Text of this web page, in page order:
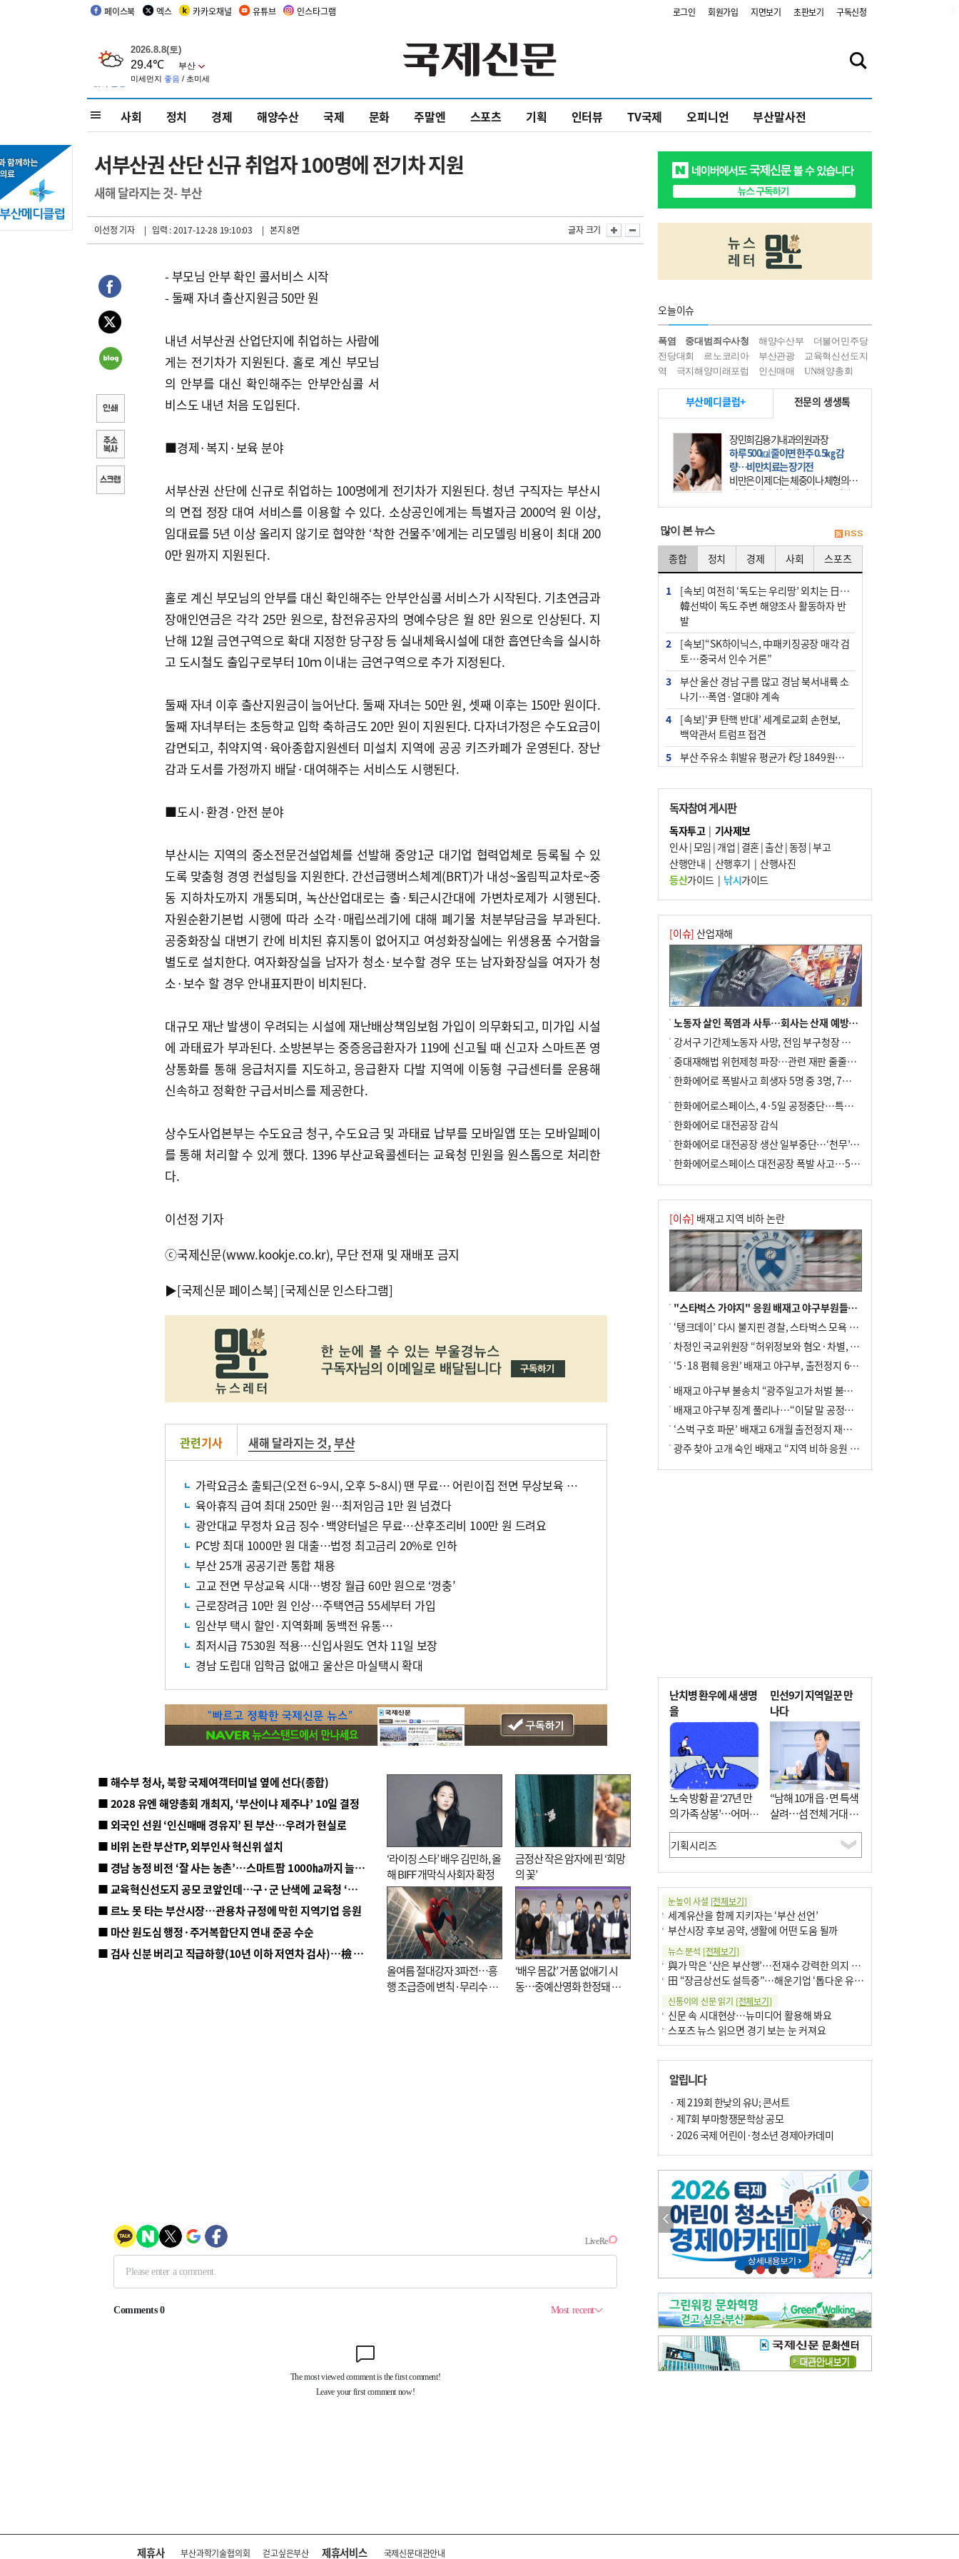
페이스북 엑스 카카오채널 유튜브 인스타그램 로그인 회원가입 지면보기 초판보기 구독신청
사회 정치 경제 해양수산 국제 문화 주말엔 스포츠 기획 인터뷰 TV국제 오피니언 부산말사전
서부산권 산단 신규 취업자 100명에 전기차 지원
새해 달라지는 것- 부산
이선정 기자 | 입력 : 2017-12-28 19:10:03 | 본지 8면 글자 크기
- 부모님 안부 확인 콜서비스 시작
- 둘째 자녀 출산지원금 50만 원
내년 서부산권 산업단지에 취업하는 사람에
게는 전기차가 지원된다. 홀로 계신 부모님
의 안부를 대신 확인해주는 안부안심콜 서
비스도 내년 처음 도입된다.
■경제·복지·보육 분야
서부산권 산단에 신규로 취업하는 100명에게 전기차가 지원된다. 청년 구직자는 부산시
의 면접 정장 대여 서비스를 이용할 수 있다. 소상공인에게는 특별자금 2000억 원 이상,
임대료를 5년 이상 올리지 않기로 협약한 ‘착한 건물주’에게는 리모델링 비용이 최대 200
0만 원까지 지원된다.
홀로 계신 부모님의 안부를 대신 확인해주는 안부안심콜 서비스가 시작된다. 기초연금과
장애인연금은 각각 25만 원으로, 참전유공자의 명예수당은 월 8만 원으로 인상된다. 지
난해 12월 금연구역으로 확대 지정한 당구장 등 실내체육시설에 대한 흡연단속을 실시하
고 도시철도 출입구로부터 10ｍ 이내는 금연구역으로 추가 지정된다.
둘째 자녀 이후 출산지원금이 늘어난다. 둘째 자녀는 50만 원, 셋째 이후는 150만 원이다.
둘째 자녀부터는 초등학교 입학 축하금도 20만 원이 지원된다. 다자녀가정은 수도요금이
감면되고, 취약지역·육아종합지원센터 미설치 지역에 공공 키즈카페가 운영된다. 장난
감과 도서를 가정까지 배달·대여해주는 서비스도 시행된다.
■도시·환경·안전 분야
부산시는 지역의 중소전문건설업체를 선발해 중앙1군 대기업 협력업체로 등록될 수 있
도록 맞춤형 경영 컨설팅을 지원한다. 간선급행버스체계(BRT)가 내성~올림픽교차로~중
동 지하차도까지 개통되며, 녹산산업대로는 출·퇴근시간대에 가변차로제가 시행된다.
자원순환기본법 시행에 따라 소각·매립쓰레기에 대해 폐기물 처분부담금을 부과된다.
공중화장실 대변기 칸에 비치된 휴지통이 없어지고 여성화장실에는 위생용품 수거함을
별도로 설치한다. 여자화장실을 남자가 청소·보수할 경우 또는 남자화장실을 여자가 청
소·보수 할 경우 안내표지판이 비치된다.
대규모 재난 발생이 우려되는 시설에 재난배상책임보험 가입이 의무화되고, 미가입 시설
에 과태료가 부과된다. 소방본부는 중증응급환자가 119에 신고될 때 신고자 스마트폰 영
상통화를 통해 응급처지를 지도하고, 응급환자 다발 지역에 이동형 구급센터를 운용해
신속하고 정확한 구급서비스를 제공한다.
상수도사업본부는 수도요금 청구, 수도요금 및 과태료 납부를 모바일앱 또는 모바일페이
를 통해 처리할 수 있게 했다. 1396 부산교육콜센터는 교육청 민원을 원스톱으로 처리한
다.
이선정 기자
ⓒ국제신문(www.kookje.co.kr), 무단 전재 및 재배포 금지
▶[국제신문 페이스북] [국제신문 인스타그램]
관련기사 새해 달라지는 것,부산
가락요금소 출퇴근(오전 6~9시, 오후 5~8시) 땐 무료… 어린이집 전면 무상보육 실시
육아휴직 급여 최대 250만 원…최저임금 1만 원 넘겼다
광안대교 무정차 요금 징수·백양터널은 무료…산후조리비 100만 원 드려요
PC방 최대 1000만 원 대출…법정 최고금리 20%로 인하
부산 25개 공공기관 통합 채용
고교 전면 무상교육 시대…병장 월급 60만 원으로 ‘껑충’
근로장려금 10만 원 인상…주택연금 55세부터 가입
임산부 택시 할인·지역화폐 동백전 유통…
최저시급 7530원 적용…신입사원도 연차 11일 보장
경남 도립대 입학금 없애고 울산은 마실택시 확대
■ 해수부 청사, 북항 국제여객터미널 옆에 선다(종합)
■ 2028 유엔 해양총회 개최지, ‘부산이냐 제주냐’ 10일 결정
■ 외국인 선원 ‘인신매매 경유지’ 된 부산…우려가 현실로
■ 비위 논란 부산TP, 외부인사 혁신위 설치
■ 경남 농정 비전 ‘잘 사는 농촌’…스마트팜 1000㏊까지 늘린다
■ 교육혁신선도지 공모 코앞인데…구·군 난색에 교육청 ‘쩔쩔’
■ 르노 못 타는 부산시장…관용차 규정에 막힌 지역기업 응원
■ 마산 원도심 행정·주거복합단지 연내 준공 수순
■ 검사 신분 버리고 직급하향(10년 이하 저연차 검사)…檢 중수청행 기피
‘라이징 스타’ 배우 김민하, 올
해 BIFF 개막식 사회자 확정
금정산 작은 암자에 핀 ‘희망
의 꽃’
올여름 절대강자 3파전…흥
행 조급증에 변칙·무리수 마
‘배우 몸값’ 거품 없애기 시
동…중예산영화 한정돼 실
오늘이슈
폭염 중대범죄수사청 해양수산부
더불어민주당
전당대회
르노코리아 부산관광
교육혁신선도지
역
극지해양미래포럼 인신매매 UN해양총회
부산메디클럽+ 전문의 생생톡
장민희김용기내과의원과장
하루 500㎉ 줄이면 한주 0.5㎏ 감
량…비만치료는 장기전
비만은 이제 더는 체중이나 체형의 문
제가 아니다. 하나의 질병으로 인지
하고 치료와 관리를 해야 한다. 세계
많이 본 뉴스
종합 정치 경제 사회 스포츠
1
[속보] 여전히 ‘독도는 우리땅’ 외치는 日…
韓선박이 독도 주변 해양조사 활동하자 반
발
2
[속보]“SK하이닉스, 中패키징공장 매각 검
토…중국서 인수 거론”
3
부산 울산 경남 구름 많고 경남 북서내륙 소
나기…폭염·열대야 계속
4
[속보]‘尹 탄핵 반대’ 세계로교회 손현보,
백악관서 트럼프 접견
5
부산 주유소 휘발유 평균가 ℓ당 1849원…
군사기밀 유출자 색출 지시
7
[속보] ‘심판 성접대’ 논란 축구협회 공식 사
과…“현재는 부적절 행위 없어”
8
"올해 코스피 사이드카 43회 중 25회는 삼
전닉스 ETF 이후 발생"
10 서울 중랑구서 흉기 난동…60대 남성 2명
사망
독자참여 게시판
독자투고| 기사제보
인사|모임 | 개업 | 결혼|출산|동정 |부고
산행안내 | 산행후기 | 산행사진
등산가이드| 낚시가이드
[이슈] 산업재해
노동자 살인 폭염과 사투…회사는 산재 예방·전기료 절감 전력
강서구 기간제노동자 사망, 전임 부구청장 檢 송치
중대재해법 위헌제청 파장…관련 재판 줄줄이 브레이크
한화에어로 폭발사고 희생자 5명 중 3명, 7일 영면
한화에어로스페이스, 4·5일 공정중단…특별 안전점검
한화에어로 대전공장 감식
한화에어로 대전공장 생산 일부중단…‘천무’ 수출 비상
한화에어로스페이스 대전공장 폭발 사고…5명 사망·2명 부상(종합)
[이슈] 배재고 지역 비하 논란
"스타벅스 가야지" 응원 배재고 야구부원들, 학교서 징계 처분
‘탱크데이’ 다시 불지핀 경찰, 스타벅스 모욕 혐의 압수수색
차정인 국교위원장 “허위정보와 혐오·차별, 학교 교실까지 유입"
‘5·18 폄훼 응원’ 배재고 야구부, 출전정지 6개월→1개월 감경
배재고 야구부 불송치 “광주일고가 처벌 불원 의사 표해”
배재고 야구부 징계 풀리나…“이달 말 공정위서 재심의”
‘스벅 구호 파문’ 배재고 6개월 출전정지 재심 신청키로
광주 찾아 고개 숙인 배재고 “지역 비하 응원 잘못”(종합)
난치병 환우에 새 생명
을
노숙 방황 끝 ‘27년 만
의 가족 상봉’…어머니
와 행복 꿈꿔
민선9기 지역일꾼 만
나다
“남해 10개 읍·면 특색
살려…섬 전체 거대 정
원으로 조성”
눈높이 사설 [전체보기]
세계유산을 함께 지키자는 ‘부산 선언’
부산시장 후보 공약, 생활에 어떤 도움 될까
뉴스 분석 [전체보기]
與가 막은 ‘산은 부산행’…전재수 강력한 의지 표명 없인 공염불
田 “장금상선도 설득중”…해운기업 ‘톱다운 유치전’ 가속
신통이의 신문 읽기 [전체보기]
신문 속 시대현상…뉴미디어 활용해 봐요
스포츠 뉴스 읽으면 경기 보는 눈 커져요
구·군 승진 축하화분 관행 없애자니 소상공인 울상
팩트체크[전체보기]
의령 한우산 털중나리
한 손 뉴스[전체보기]
시민이 개발한 폭염 대응 앱 ‘그늘로’ 길안내 지도 등 인기
골목 맛집 발굴 고메 셀렉션…부산시, 페스티벌 시월 연계
오늘의 날씨-[전체보기]
오늘의 날씨- 2026년 8월 7일
오늘의 날씨- 2026년 8월 6일
우리 결혼해요-[전체보기]
우리 결혼해요- 김홍윤·정세빈 커플
알립니다
· 제 219회 한낮의 유U; 콘서트
· 제7회 부마항쟁문학상 공모
· 2026 국제 어린이·청소년 경제아카데미
제휴사 부산과학기술협의회 걷고싶은부산 제휴서비스 국제신문대관안내